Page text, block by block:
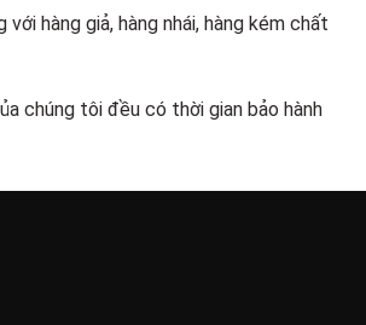
với hàng giả, hàng nhái, hàng kém chất
chúng tôi đều có thời gian bảo hành